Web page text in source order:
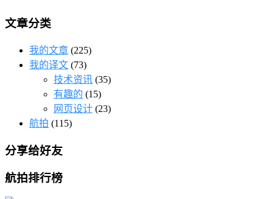
文章分类
我的文章 (225)
我的译文 (73)
技术资讯 (35)
有趣的 (15)
网页设计 (23)
航拍 (115)
分享给好友
航拍排行榜